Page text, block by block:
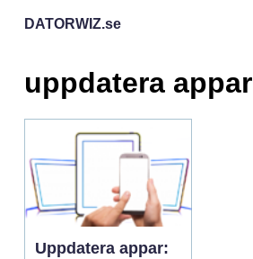
DATORWIZ.se
uppdatera appar
Uppdatera appar: